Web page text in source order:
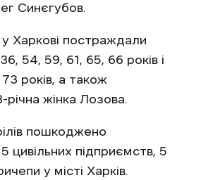
Синєгубов.
Харкові постраждали
54, 59, 61, 65, 66 років і
років, а також
жінка Лозова.
пошкоджено
цивільних підприємств, 5
у місті Харків.